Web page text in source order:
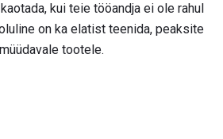
kui teie tööandja ei ole rahul
on ka elatist teenida, peaksite
tootele.